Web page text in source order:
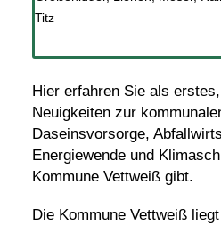
Hier erfahren Sie als
Neuigkeiten zur
Daseinsvorsorge,
Energiewende und
Kommune Vettweiß gibt.
Die Kommune Vettweiß
Titz